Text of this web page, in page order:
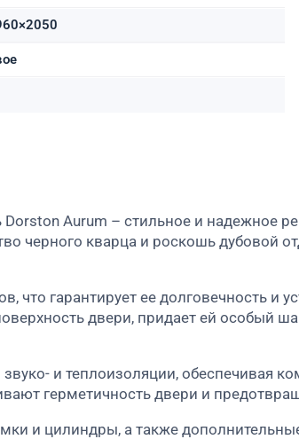
Aurum – стильное и надежное
черного кварца и роскошь дубовой
что гарантирует ее долговечность и
двери, придает ей особый
и теплоизоляции, обеспечивая
герметичность двери и
и цилиндры, а также